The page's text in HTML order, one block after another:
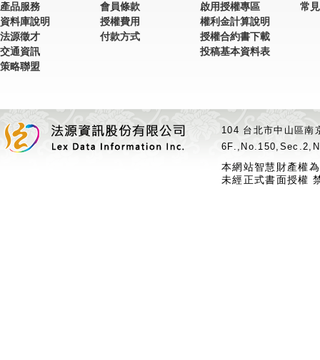
產品服務
資料庫說明
法源徵才
交通資訊
策略聯盟
會員條款
授權費用
付款方式
啟用授權專區
權利金計算說明
授權合約書下載
投稿基本資料表
常
104 台北市中山區
本網站智慧財產權
未經正式書面授權